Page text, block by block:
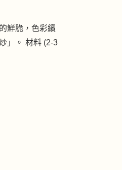
鮮脆，色彩繽
」。 材料 (2-3